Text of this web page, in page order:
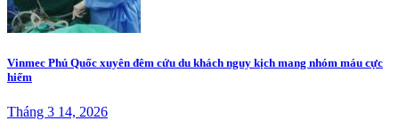
Vinmec Phú Quốc xuyên đêm cứu du khách nguy kịch mang nhóm máu cực
hiếm
Tháng 3 14, 2026